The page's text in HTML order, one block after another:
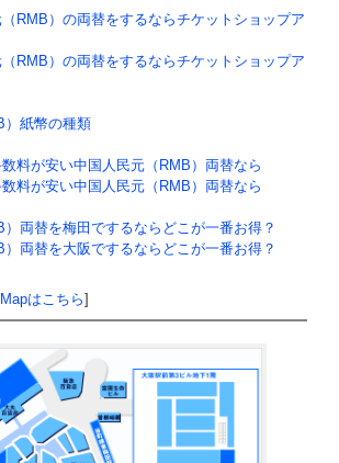
RMB）の両替をするならチケットショップア
RMB）の両替をするならチケットショップア
）紙幣の種類
料が安い中国人民元（RMB）両替なら
料が安い中国人民元（RMB）両替なら
両替を梅田でするならどこが一番お得？
両替を大阪でするならどこが一番お得？
はこちら]